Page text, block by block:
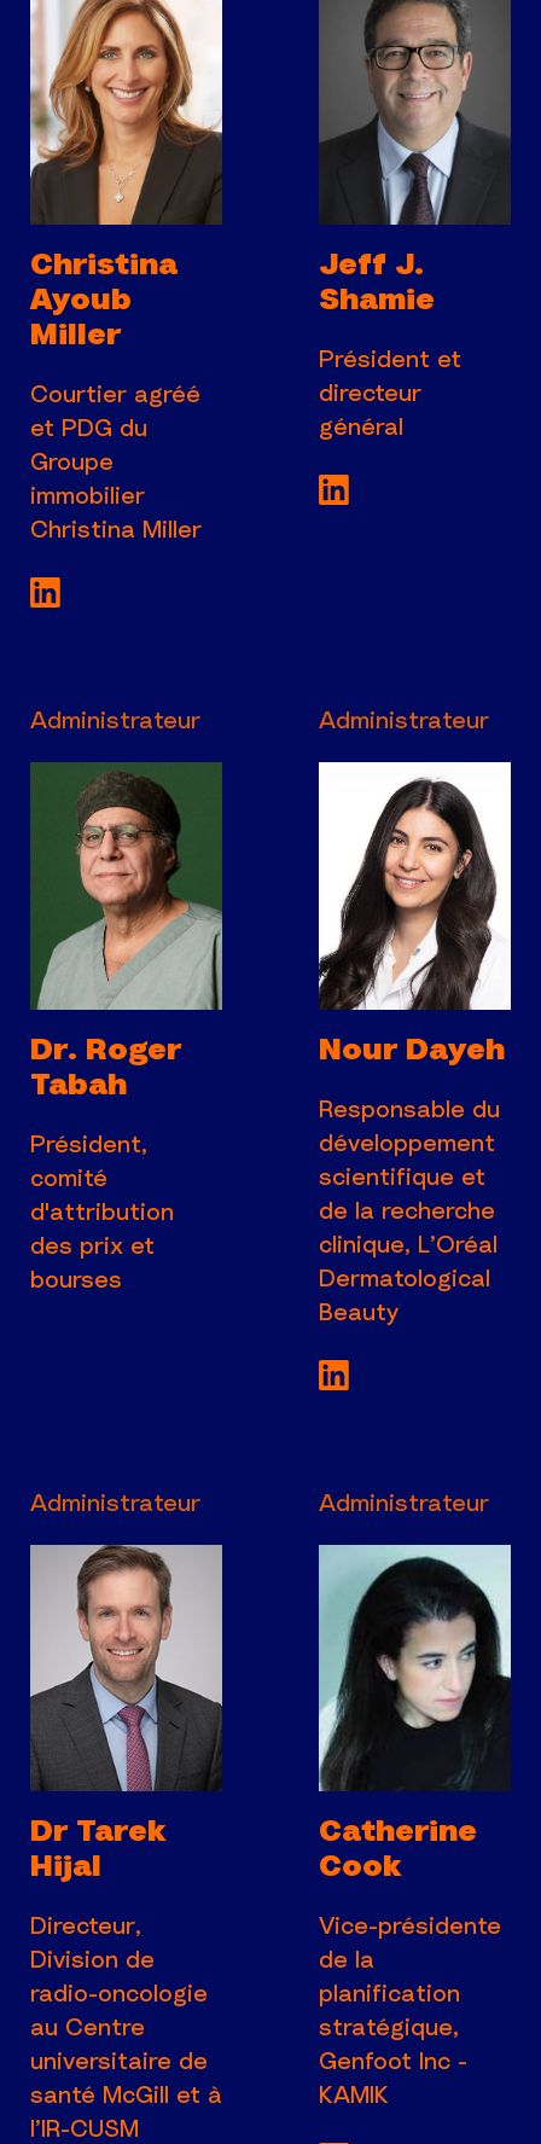
Christina
Ayoub
Miller
Courtier agréé
et PDG du
Groupe
immobilier
Christina Miller
Jeff J.
Shamie
Président et
directeur
général
Administrateur
Dr. Roger
Tabah
Président,
comité
d'attribution
des prix et
bourses
Administrateur
Nour Dayeh
Responsable du
développement
scientifique et
de la recherche
clinique, L’Oréal
Dermatological
Beauty
Voir la page
Administrateur
Dr Tarek
Hijal
Directeur,
Division de
radio‑oncologie
au Centre
universitaire de
santé McGill et à
l’IR‑CUSM
Administrateur
Catherine
Cook
Vice-présidente
de la
planification
stratégique,
Genfoot Inc -
KAMIK